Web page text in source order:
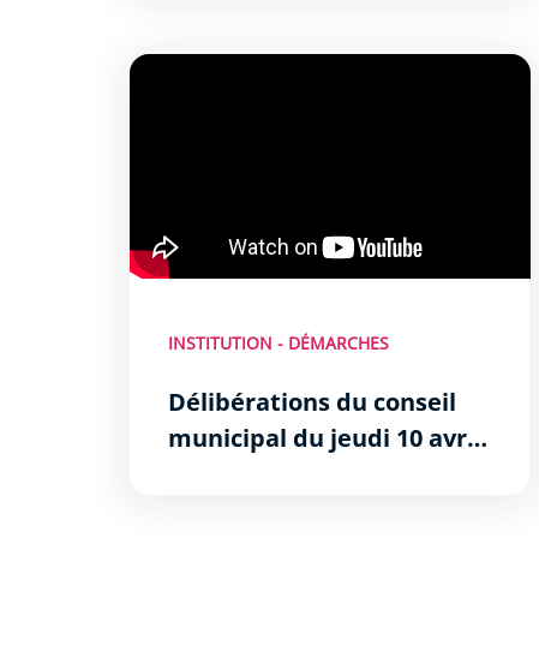
INSTITUTION - DÉMARCHES
Délibérations du conseil
municipal du jeudi 10 avril